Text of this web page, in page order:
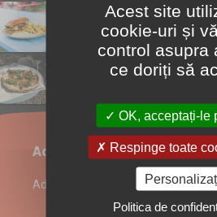
THE SANDWICH
EVENIMENT(4)
Administrare restaurant
Admin Login
Acest site
cookie-uri și
control asupra
ce doriți să
OK, acceptați-le
Respinge toate
Politica de